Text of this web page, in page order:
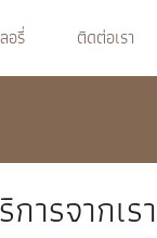
อรี่ ติดต่อเรา
ารจากเรา